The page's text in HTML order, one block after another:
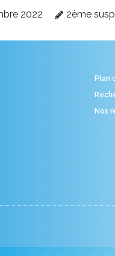
2022 2ème
Plan
Nos